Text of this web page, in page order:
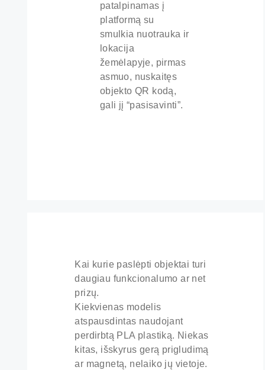
patalpinamas į
platformą su
smulkia nuotrauka ir
lokacija
žemėlapyje, pirmas
asmuo, nuskaitęs
objekto QR kodą,
gali jį “pasisavinti”.
Kai kurie paslėpti objektai turi
daugiau funkcionalumo ar net
prizų.
Kiekvienas modelis
atspausdintas naudojant
perdirbtą PLA plastiką. Niekas
kitas, išskyrus gerą prigludimą
ar magnetą, nelaiko jų vietoje.